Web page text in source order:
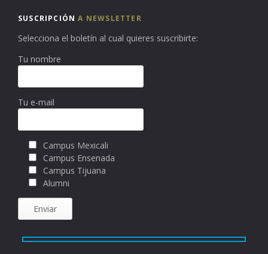
SUSCRIPCIÓNA NEWSLETTER
Selecciona el boletín al cual quieres suscribirte:
Tu nombre
Tu e-mail
Campus Mexicali
Campus Ensenada
Campus Tijuana
Alumni